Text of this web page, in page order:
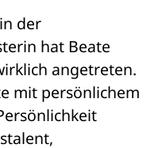
der
hat Beate
angetreten.
mit persönlichem